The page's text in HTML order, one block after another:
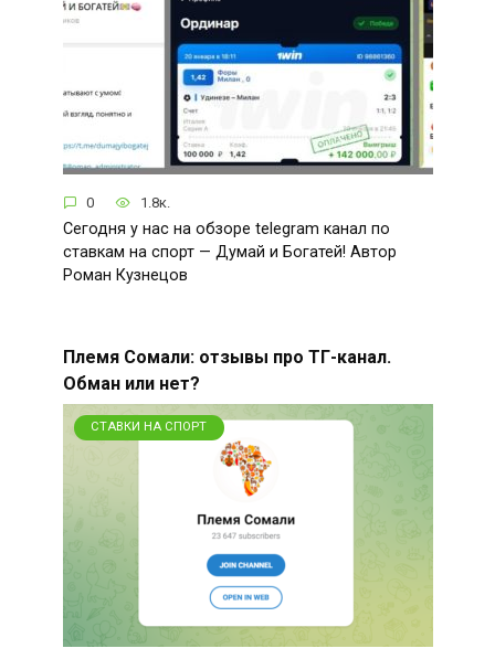
0 1.8к.
Сегодня у нас на обзоре telegram канал по
ставкам на спорт — Думай и Богатей! Автор
Роман Кузнецов
Племя Сомали: отзывы про ТГ-канал.
Обман или нет?
СТАВКИ НА СПОРТ